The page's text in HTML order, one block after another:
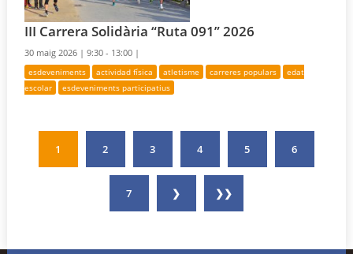
III Carrera Solidària “Ruta 091” 2026
30 maig 2026 |9:30 - 13:00 |
esdeveniments actividad física atletisme carreres populars
edat
escolar
esdeveniments participatius
1 2 3 4 5 6
7 ❯ ❯❯